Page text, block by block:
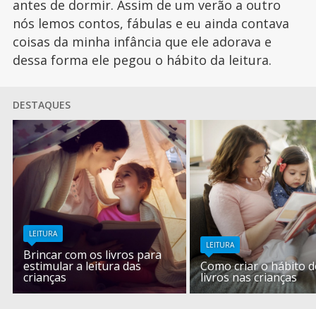
antes de dormir. Assim de um verão a outro
nós lemos contos, fábulas e eu ainda contava
coisas da minha infância que ele adorava e
dessa forma ele pegou o hábito da leitura.
DESTAQUES
LEITURA
Brincar com os livros para
estimular a leitura das
crianças
LEITURA
Como criar o hábito
livros nas crianças